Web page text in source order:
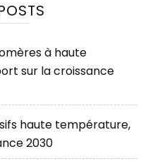
à haute
sur la croissance
haute température,
2030